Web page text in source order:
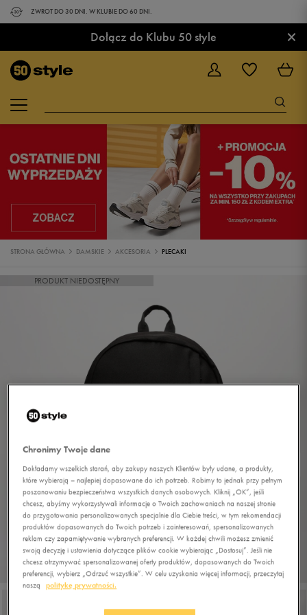
ZWROT DO 30 DNI. W KLUBIE DO 60 DNI.
Dołącz do Klubu 50 style ×
STRONA GŁÓWNA DAMSKIE AKCESORIA PLECAKI
PRODUKT NIEDOSTĘPNY
1/7
Chronimy Twoje dane
Dokładamy wszelkich starań, aby zakupy naszych Klientów były udane, a produkty,
które wybierają – najlepiej dopasowane do ich potrzeb. Robimy to jednak przy pełnym
poszanowaniu bezpieczeństwa wszystkich danych osobowych. Kliknij „OK”, jeśli
chcesz, abyśmy wykorzystywali informacje o Twoich zachowaniach na naszej stronie
do przygotowania personalizowanych specjalnie dla Ciebie treści, w tym rekomendacji
produktów dopasowanych do Twoich potrzeb i zainteresowań, spersonalizowanych
reklam czy zapamiętywanie wybranych preferencji. W każdej chwili możesz zmienić
swoją decyzję i ustawienia dotyczące plików cookie wybierając „Dostosuj”. Jeśli nie
chcesz otrzymywać spersonalizowanej oferty produktów, dopasowanych do Twoich
preferencji, wybierz „Odrzuć wszystkie”. W celu uzyskania więcej informacji, przeczytaj
naszą
politykę prywatności.